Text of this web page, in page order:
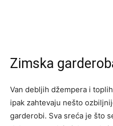
Zimska
Van debljih džempera i
ipak zahtevaju nešto
garderobi. Sva sreća je što